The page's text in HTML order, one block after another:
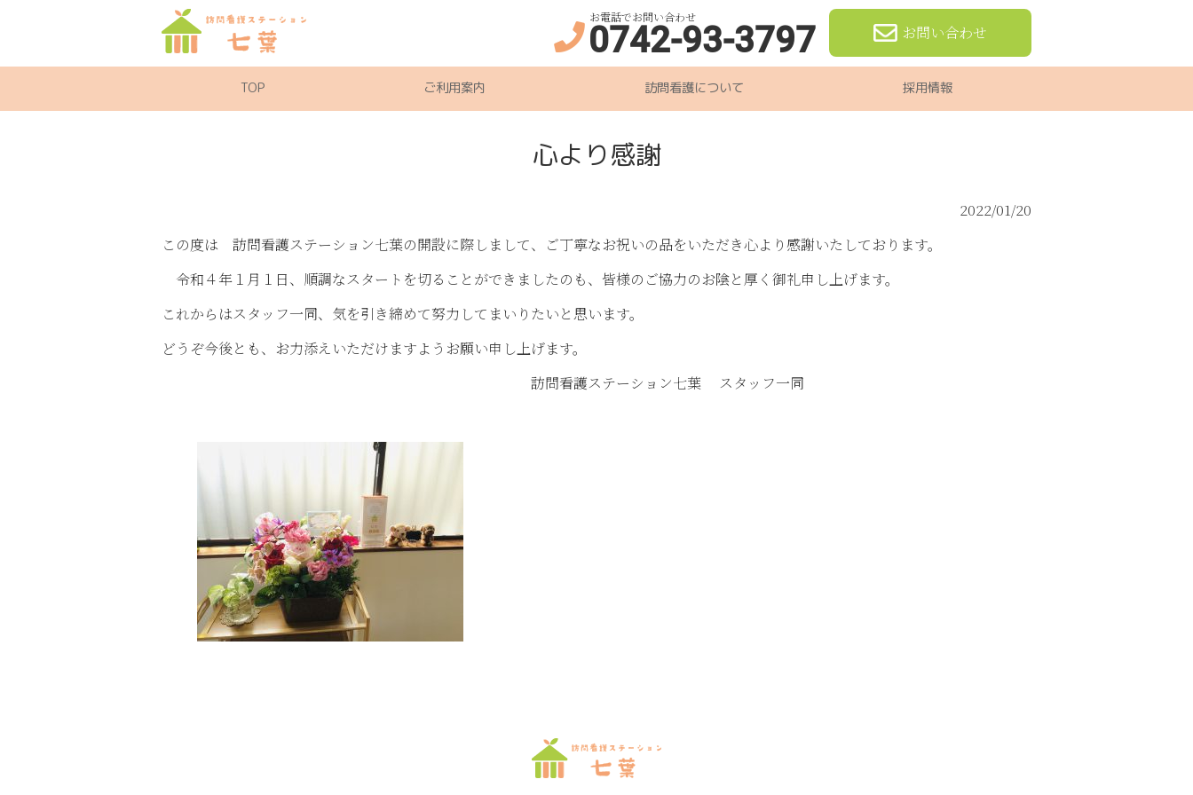
お問い合わせ
お電話でお問い合わせ
0742-93-3797
TOP ご利用案内 訪問看護について 採用情報
心より感謝
2022/01/20
この度は 訪問看護ステーション七葉の開設に際しまして、ご丁寧なお祝いの品をいただき心より感謝いたしております。
令和４年１月１日、順調なスタートを切ることができましたのも、皆様のご協力のお陰と厚く御礼申し上げます。
これからはスタッフ一同、気を引き締めて努力してまいりたいと思います。
どうぞ今後とも、お力添えいただけますようお願い申し上げます。
訪問看護ステーション七葉 スタッフ一同